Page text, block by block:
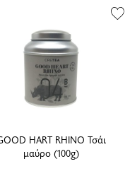
HART RHINO Τσάι
μαύρο (100g)